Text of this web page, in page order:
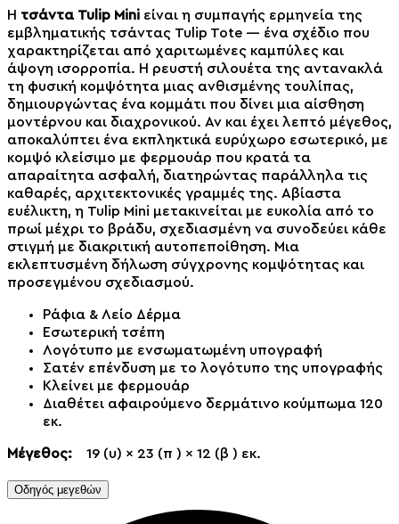
Η τσάντα Tulip Mini είναι η συμπαγής ερμηνεία της
εμβληματικής τσάντας Tulip Tote — ένα σχέδιο που
χαρακτηρίζεται από χαριτωμένες καμπύλες και
άψογη ισορροπία. Η ρευστή σιλουέτα της αντανακλά
τη φυσική κομψότητα μιας ανθισμένης τουλίπας,
δημιουργώντας ένα κομμάτι που δίνει μια αίσθηση
μοντέρνου και διαχρονικού. Αν και έχει λεπτό μέγεθος,
αποκαλύπτει ένα εκπληκτικά ευρύχωρο εσωτερικό, με
κομψό κλείσιμο με φερμουάρ που κρατά τα
απαραίτητα ασφαλή, διατηρώντας παράλληλα τις
καθαρές, αρχιτεκτονικές γραμμές της. Αβίαστα
ευέλικτη, η Tulip Mini μετακινείται με ευκολία από το
πρωί μέχρι το βράδυ, σχεδιασμένη να συνοδεύει κάθε
στιγμή με διακριτική αυτοπεποίθηση. Μια
εκλεπτυσμένη δήλωση σύγχρονης κομψότητας και
προσεγμένου σχεδιασμού.
Ράφια & Λείο Δέρμα
Εσωτερική τσέπη
Λογότυπο με ενσωματωμένη υπογραφή
Σατέν επένδυση με το λογότυπο της υπογραφής
Κλείνει με φερμουάρ
Διαθέτει αφαιρούμενο δερμάτινο κούμπωμα 120
εκ.
Μέγεθος: 19 (υ) × 23 (π ) × 12 (β ) εκ.
Οδηγός μεγεθών